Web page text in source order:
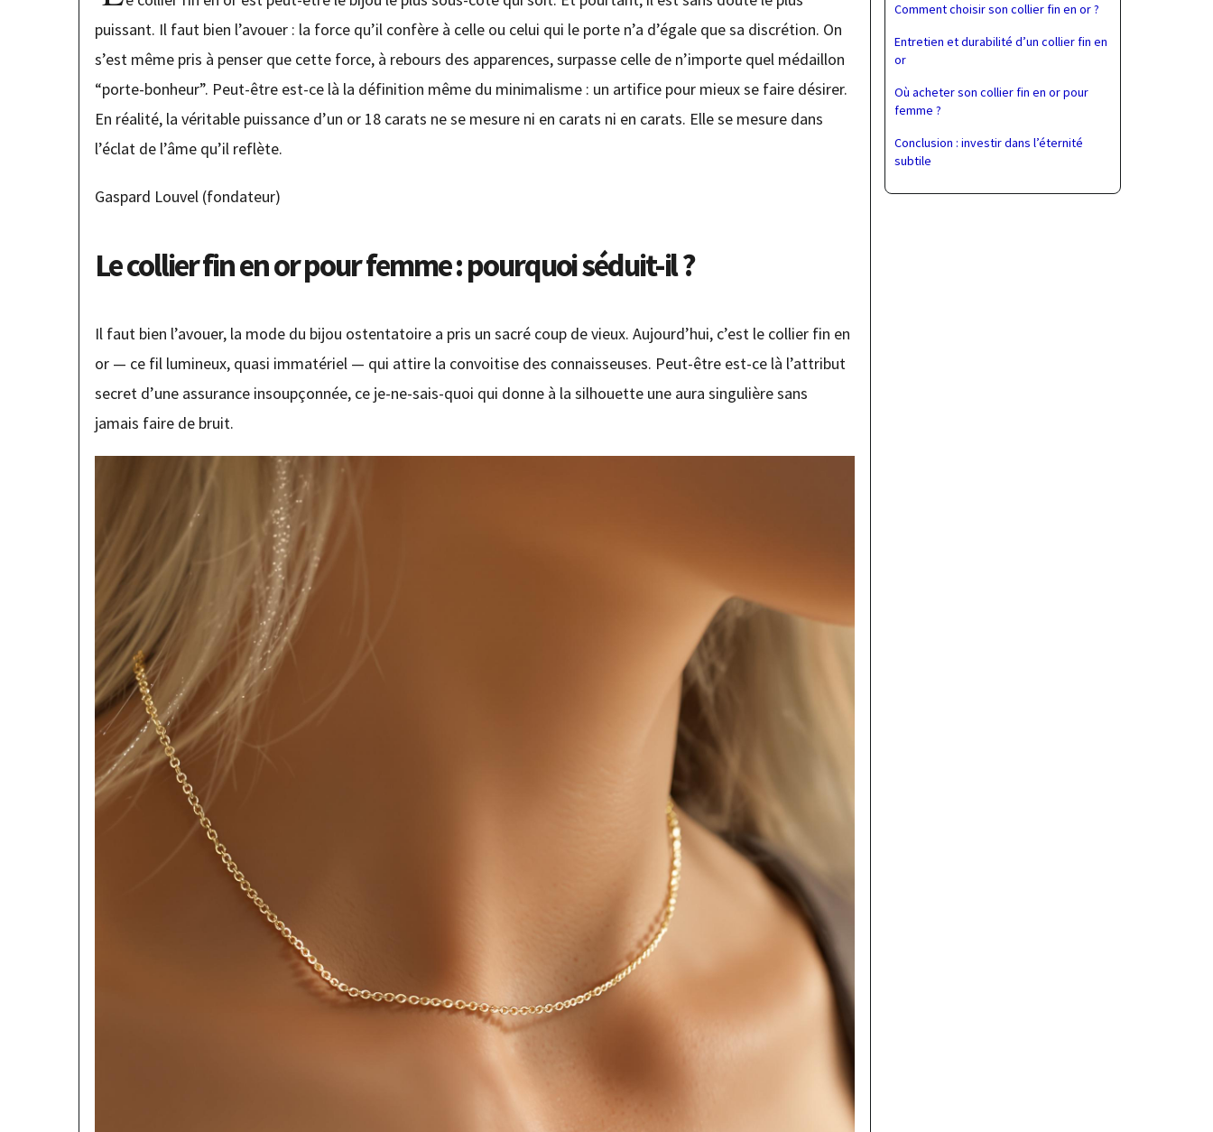
puissant. Il faut bien l’avouer : la force qu’il confère à celle ou celui qui le porte n’a d’égale que sa discrétion. On
s’est même pris à penser que cette force, à rebours des apparences, surpasse celle de n’importe quel médaillon
“porte-bonheur”. Peut-être est-ce là la définition même du minimalisme : un artifice pour mieux se faire désirer.
En réalité, la véritable puissance d’un or 18 carats ne se mesure ni en carats ni en carats. Elle se mesure dans
l’éclat de l’âme qu’il reflète.
Gaspard Louvel (fondateur)
Le collier fin en or pour femme : pourquoi séduit-il ?
Il faut bien l’avouer, la mode du bijou ostentatoire a pris un sacré coup de vieux. Aujourd’hui, c’est le collier fin en
or — ce fil lumineux, quasi immatériel — qui attire la convoitise des connaisseuses. Peut-être est-ce là l’attribut
secret d’une assurance insoupçonnée, ce je-ne-sais-quoi qui donne à la silhouette une aura singulière sans
jamais faire de bruit.
Comment choisir son collier fin en or ?
Entretien et durabilité d’un collier fin en
or
Où acheter son collier fin en or pour
femme ?
Conclusion : investir dans l’éternité
subtile